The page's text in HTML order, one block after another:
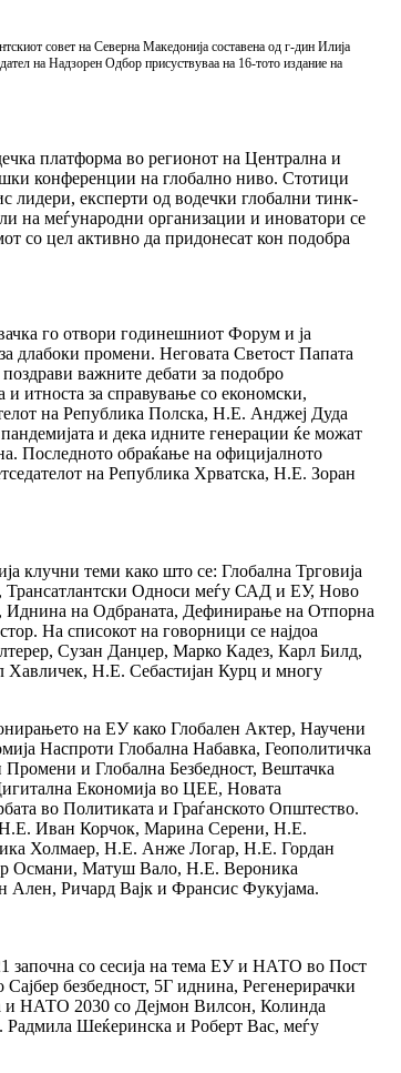
совет на Северна Македонија составена од г-дин Илија
на Надзорен Одбор присуствуваа на 16-тото издание на
платформа во регионот на Централна и
конференции на глобално ниво. Стотици
лидери, експерти од водечки глобални тинк-
на меѓународни организации и иноватори се
со цел активно да придонесат кон подобра
го отвори годинешниот Форум и ја
длабоки промени. Неговата Светост Папата
важните дебати за подобро
и итноста за справување со економски,
на Република Полска, Н.Е. Анджеј Дуда
и дека идните генерации ќе можат
Последното обраќање на официјалното
на Република Хрватска, Н.Е. Зоран
клучни теми како што се: Глобална Трговија
Трансатлантски Односи меѓу САД и ЕУ, Ново
на Одбраната, Дефинирање на Отпорна
На списокот на говорници се најдоа
Сузан Данџер, Марко Кадез, Карл Билд,
Н.Е. Себастијан Курц и многу
на ЕУ како Глобален Актер, Научени
Наспроти Глобална Набавка, Геополитичка
и Глобална Безбедност, Вештачка
Економија во ЦЕЕ, Новата
во Политиката и Граѓанското Општество.
Н.Е. Иван Корчок, Марина Серени, Н.Е.
Холмаер, Н.Е. Анже Логар, Н.Е. Гордан
Османи, Матуш Вало, Н.Е. Вероника
Ален, Ричард Вајк и Франсис Фукујама.
со сесија на тема ЕУ и НАТО во Пост
безбедност, 5Г иднина, Регенерирачки
и НАТО 2030 со Дејмон Вилсон, Колинда
Шеќеринска и Роберт Вас, меѓу